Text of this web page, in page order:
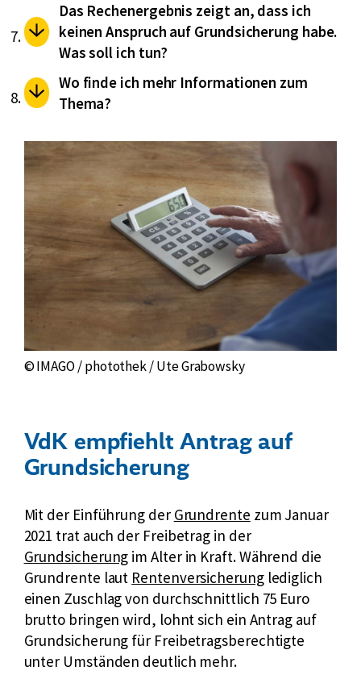
Das Rechenergebnis zeigt an, dass ich
keinen Anspruch auf Grundsicherung habe.
Was soll ich tun?
Wo finde ich mehr Informationen zum
Thema?
© IMAGO / photothek / Ute Grabowsky
VdK empfiehlt Antrag auf
Grundsicherung
Mit der Einführung der Grundrente zum Januar
2021 trat auch der Freibetrag in der
Grundsicherung im Alter in Kraft. Während die
Grundrente laut Rentenversicherunglediglich
einen Zuschlag von durchschnittlich 75 Euro
brutto bringen wird, lohnt sich ein Antrag auf
Grundsicherung für Freibetragsberechtigte
unter Umständen deutlich mehr.